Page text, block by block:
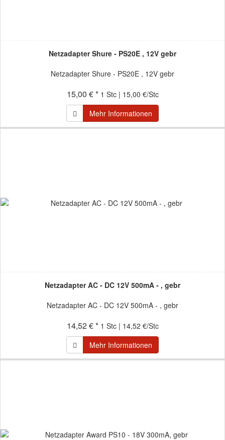
Netzadapter Shure - PS20E , 12V gebr
Netzadapter Shure - PS20E , 12V gebr
15,00 € * 1 Stc | 15,00 €/Stc
Mehr Informationen
Netzadapter AC - DC 12V 500mA - , gebr
Netzadapter AC - DC 12V 500mA - , gebr
14,52 € * 1 Stc | 14,52 €/Stc
Mehr Informationen